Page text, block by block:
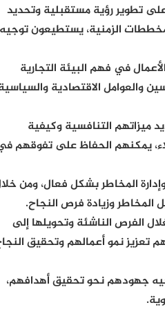
على تطوير رؤية مستقبلية وتحديد
الزمنية، يستطيعون
في فهم البيئة التجارية
والعوامل الاقتصادية
ميزاتهم التنافسية وكيفية
يمكنهم الحفاظ على تفوقهم
المخاطر بشكل فعال، ومن
المخاطر وزيادة فرص النجاح.
الفرص الناشئة وتحويلها إلى
تعزيز نمو أعمالهم وتحقيق
جهودهم نحو تحقيق أهدافهم،